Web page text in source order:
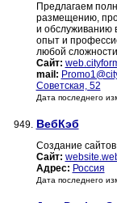
Предлагаем
размещению,
и обслуживанию
опыт и
любой
Сайт:
mail:
Советская, 52
Дата последнего
949. ВебКэб
Создание
Сайт:
Адрес: Россия
Дата последнего